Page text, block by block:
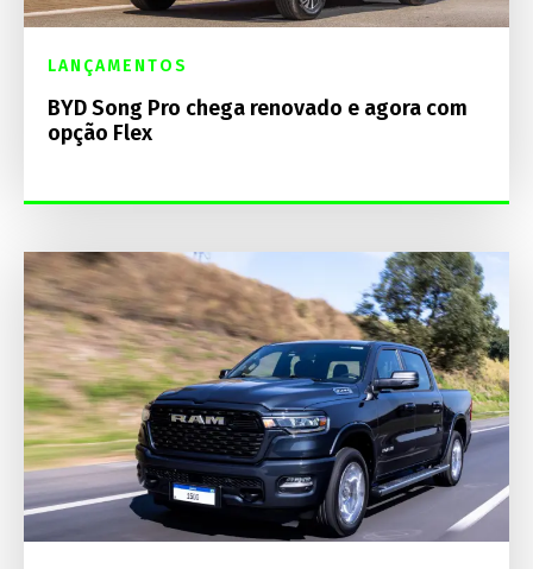
LANÇAMENTOS
BYD Song Pro chega renovado e agora com
opção Flex